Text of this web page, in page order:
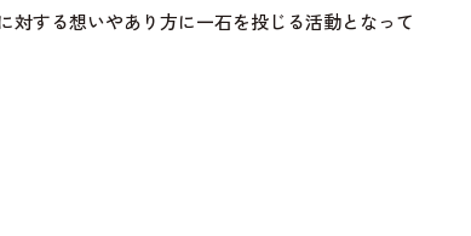
する想いやあり方に一石を投じる活動となって